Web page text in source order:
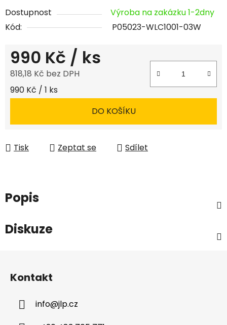
Dostupnost
Výroba na zakázku 1-2dny
Kód:
P05023-WLC1001-03W
990 Kč / ks
818,18 Kč bez DPH
Měrná cena:
990 Kč / 1 ks
DO KOŠÍKU
Tisk Zeptat se Sdílet
Popis
Diskuze
Kontakt
info@jlp.cz